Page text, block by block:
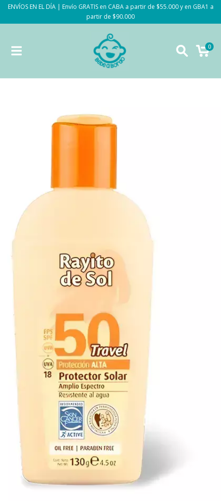
ENVÍOS EN EL DÍA | Envío GRATIS en CABA a partir de $55.000 y en GBA1 a
partir de $90.000
0